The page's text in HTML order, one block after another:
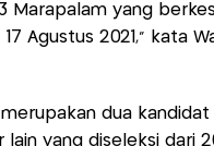
Marapalam yang
Agustus 2021," kata
dua
lain yang diseleksi dari